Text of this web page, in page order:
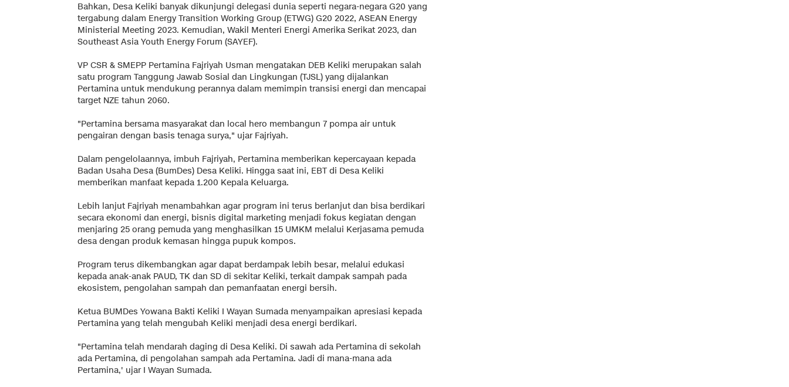
Bahkan, Desa Keliki banyak dikunjungi delegasi dunia seperti negara-negara G20 yang
tergabung dalam Energy Transition Working Group (ETWG) G20 2022, ASEAN Energy
Ministerial Meeting 2023. Kemudian, Wakil Menteri Energi Amerika Serikat 2023, dan
Southeast Asia Youth Energy Forum (SAYEF).
VP CSR & SMEPP Pertamina Fajriyah Usman mengatakan DEB Keliki merupakan salah
satu program Tanggung Jawab Sosial dan Lingkungan (TJSL) yang dijalankan
Pertamina untuk mendukung perannya dalam memimpin transisi energi dan mencapai
target NZE tahun 2060.
"Pertamina bersama masyarakat dan local hero membangun 7 pompa air untuk
pengairan dengan basis tenaga surya," ujar Fajriyah.
Dalam pengelolaannya, imbuh Fajriyah, Pertamina memberikan kepercayaan kepada
Badan Usaha Desa (BumDes) Desa Keliki. Hingga saat ini, EBT di Desa Keliki
memberikan manfaat kepada 1.200 Kepala Keluarga.
Lebih lanjut Fajriyah menambahkan agar program ini terus berlanjut dan bisa berdikari
secara ekonomi dan energi, bisnis digital marketing menjadi fokus kegiatan dengan
menjaring 25 orang pemuda yang menghasilkan 15 UMKM melalui Kerjasama pemuda
desa dengan produk kemasan hingga pupuk kompos.
Program terus dikembangkan agar dapat berdampak lebih besar, melalui edukasi
kepada anak-anak PAUD, TK dan SD di sekitar Keliki, terkait dampak sampah pada
ekosistem, pengolahan sampah dan pemanfaatan energi bersih.
Ketua BUMDes Yowana Bakti Keliki I Wayan Sumada menyampaikan apresiasi kepada
Pertamina yang telah mengubah Keliki menjadi desa energi berdikari.
"Pertamina telah mendarah daging di Desa Keliki. Di sawah ada Pertamina di sekolah
ada Pertamina, di pengolahan sampah ada Pertamina. Jadi di mana-mana ada
Pertamina,' ujar I Wayan Sumada.